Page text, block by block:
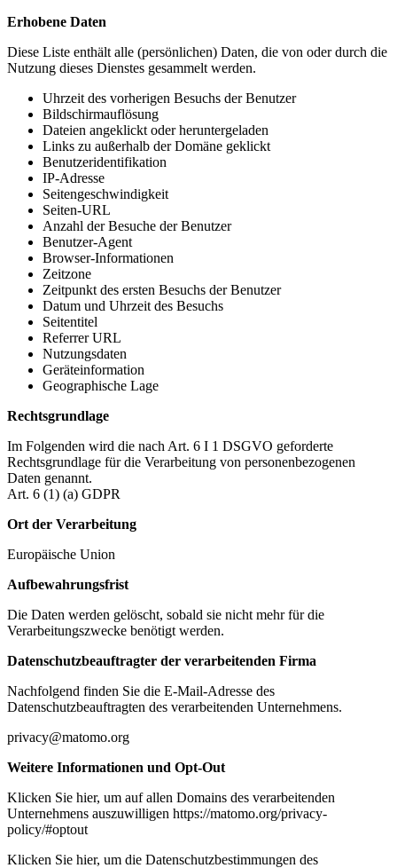
Erhobene Daten
Diese Liste enthält alle (persönlichen) Daten, die von oder durch die
Nutzung dieses Dienstes gesammelt werden.
Uhrzeit des vorherigen Besuchs der Benutzer
Bildschirmauflösung
Dateien angeklickt oder heruntergeladen
Links zu außerhalb der Domäne geklickt
Benutzeridentifikation
IP-Adresse
Seitengeschwindigkeit
Seiten-URL
Anzahl der Besuche der Benutzer
Benutzer-Agent
Browser-Informationen
Zeitzone
Zeitpunkt des ersten Besuchs der Benutzer
Datum und Uhrzeit des Besuchs
Seitentitel
Referrer URL
Nutzungsdaten
Geräteinformation
Geographische Lage
Rechtsgrundlage
Im Folgenden wird die nach Art. 6 I 1 DSGVO geforderte
Rechtsgrundlage für die Verarbeitung von personenbezogenen
Daten genannt.
Art. 6 (1) (a) GDPR
Ort der Verarbeitung
Europäische Union
Aufbewahrungsfrist
Die Daten werden gelöscht, sobald sie nicht mehr für die
Verarbeitungszwecke benötigt werden.
Datenschutzbeauftragter der verarbeitenden Firma
Nachfolgend finden Sie die E-Mail-Adresse des
Datenschutzbeauftragten des verarbeitenden Unternehmens.
privacy@matomo.org
Weitere Informationen und Opt-Out
Klicken Sie hier, um auf allen Domains des verarbeitenden
Unternehmens auszuwilligen https://matomo.org/privacy-
policy/#optout
Klicken Sie hier, um die Datenschutzbestimmungen des